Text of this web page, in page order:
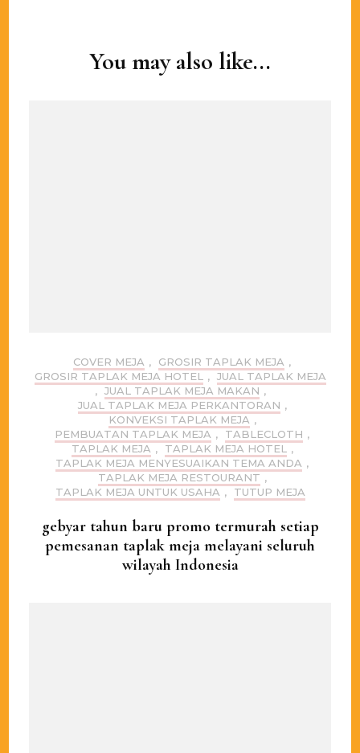
You may also like...
COVER MEJA , GROSIR TAPLAK MEJA ,
GROSIR TAPLAK MEJA HOTEL
, JUAL TAPLAK MEJA
, JUAL TAPLAK MEJA MAKAN ,
JUAL TAPLAK MEJA PERKANTORAN ,
KONVEKSI TAPLAK MEJA ,
PEMBUATAN TAPLAK MEJA , TABLECLOTH ,
TAPLAK MEJA , TAPLAK MEJA HOTEL
,
TAPLAK MEJA MENYESUAIKAN TEMA ANDA ,
TAPLAK MEJA RESTOURANT ,
TAPLAK MEJA UNTUK USAHA , TUTUP MEJA
gebyar tahun baru promo termurah setiap
pemesanan taplak meja melayani seluruh
wilayah Indonesia